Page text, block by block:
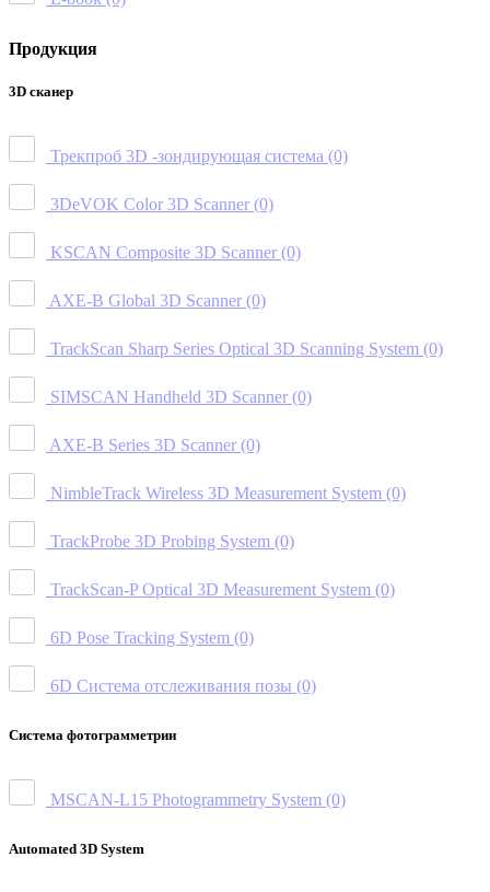
Продукция
3D сканер
Трекпроб 3D -зондирующая система (0)
3DeVOK Color 3D Scanner (0)
KSCAN Composite 3D Scanner (0)
AXE-B Global 3D Scanner (0)
TrackScan Sharp Series Optical 3D Scanning System (0)
SIMSCAN Handheld 3D Scanner (0)
AXE-B Series 3D Scanner (0)
NimbleTrack Wireless 3D Measurement System (0)
TrackProbe 3D Probing System (0)
TrackScan-P Optical 3D Measurement System (0)
6D Pose Tracking System (0)
6D Система отслеживания позы (0)
Система фотограмметрии
MSCAN-L15 Photogrammetry System (0)
Automated 3D System